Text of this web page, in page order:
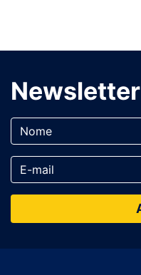
Newsletter